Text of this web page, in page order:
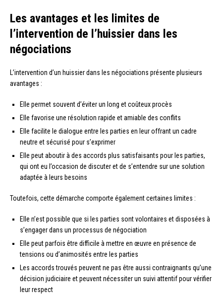
Les avantages et les limites de
l’intervention de l’huissier dans les
négociations
L’intervention d’un huissier dans les négociations présente plusieurs
avantages :
Elle permet souvent d’éviter un long et coûteux procès
Elle favorise une résolution rapide et amiable des conflits
Elle facilite le dialogue entre les parties en leur offrant un cadre
neutre et sécurisé pour s’exprimer
Elle peut aboutir à des accords plus satisfaisants pour les parties,
qui ont eu l’occasion de discuter et de s’entendre sur une solution
adaptée à leurs besoins
Toutefois, cette démarche comporte également certaines limites :
Elle n’est possible que si les parties sont volontaires et disposées à
s’engager dans un processus de négociation
Elle peut parfois être difficile à mettre en œuvre en présence de
tensions ou d’animosités entre les parties
Les accords trouvés peuvent ne pas être aussi contraignants qu’une
décision judiciaire et peuvent nécessiter un suivi attentif pour vérifier
leur respect